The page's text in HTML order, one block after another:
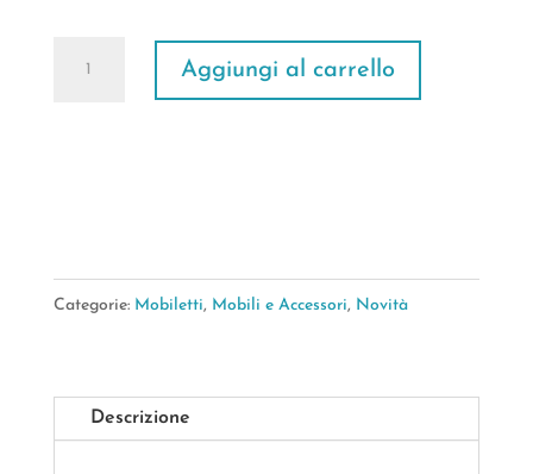
Aggiungi al carrello
Categorie: Mobiletti, Mobili e Accessori, Novità
Descrizione